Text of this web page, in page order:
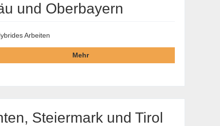
und Oberbayern
Arbeiten
Mehr
Steiermark und Tirol